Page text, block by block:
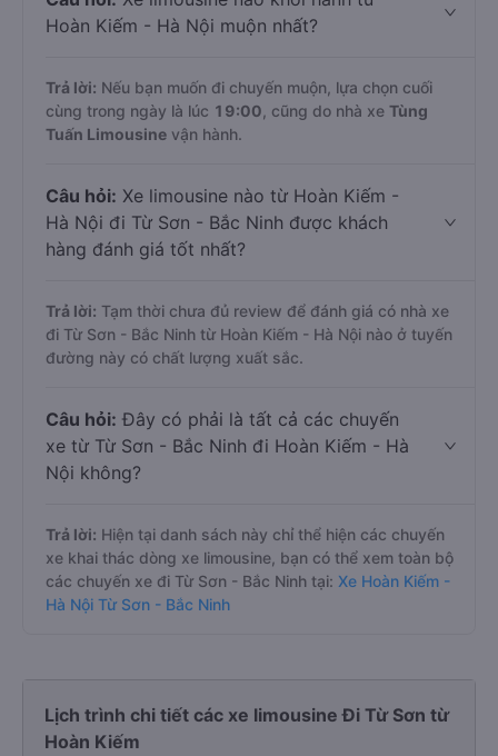
Hoàn Kiếm - Hà Nội muộn nhất?
Trả lời: Nếu bạn muốn đi chuyến muộn, lựa chọn cuối
cùng trong ngày là lúc 19:00 , cũng do nhà xe Tùng
Tuấn Limousine vận hành.
Câu hỏi: Xe limousine nào từ Hoàn Kiếm -
Hà Nội đi Từ Sơn - Bắc Ninh được khách
hàng đánh giá tốt nhất?
Trả lời: Tạm thời chưa đủ review để đánh giá có nhà xe
đi Từ Sơn - Bắc Ninh từ Hoàn Kiếm - Hà Nội nào ở tuyến
đường này có chất lượng xuất sắc.
Câu hỏi: Đây có phải là tất cả các chuyến
xe từ Từ Sơn - Bắc Ninh đi Hoàn Kiếm - Hà
Nội không?
Trả lời: Hiện tại danh sách này chỉ thể hiện các chuyến
xe khai thác dòng xe limousine, bạn có thể xem toàn bộ
các chuyến xe đi Từ Sơn - Bắc Ninh tại: Xe Hoàn Kiếm -
Hà Nội Từ Sơn - Bắc Ninh
Lịch trình chi tiết các xe limousine Đi Từ Sơn từ
Hoàn Kiếm